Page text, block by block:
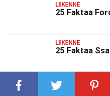
LIIKENNE
25 Faktaa
LIIKENNE
25 Faktaa